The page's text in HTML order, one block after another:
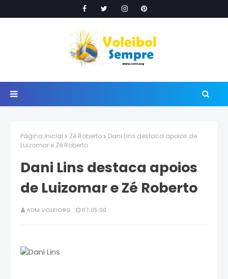
Página inicial Zé Roberto
Dani Lins destaca apoios de
Luizomar e Zé Roberto
Dani Lins destaca apoios
de Luizomar e Zé Roberto
ADM VOLEIORG 07:05:00